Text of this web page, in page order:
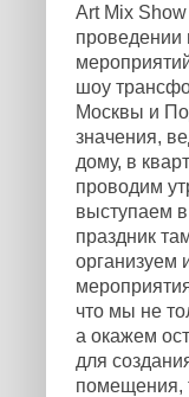
Art Mix Show
проведении
шоу
Москвы и
значения,
дому, в
проводим
выступаем
праздник
организуем
что мы не
а окажем
для
помещения,